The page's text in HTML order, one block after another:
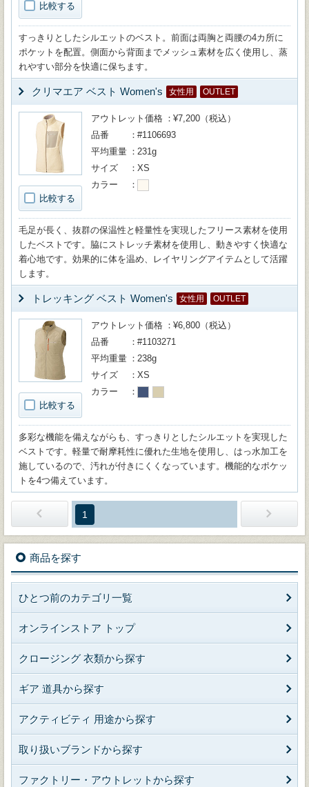
比較する
すっきりとしたシルエットのベスト。前面は両胸と両腰の4カ所に
ポケットを配置。側面から背面までメッシュ素材を広く使用し、蒸
れやすい部分を快適に保ちます。
クリマエア ベスト Women's 女性用 OUTLET
比較する
アウトレット価格
¥7,200（税込）
品番
#1106693
平均重量
231g
サイズ
XS
カラー
毛足が長く、抜群の保温性と軽量性を実現したフリース素材を使用
したベストです。脇にストレッチ素材を使用し、動きやすく快適な
着心地です。効果的に体を温め、レイヤリングアイテムとして活躍
します。
トレッキング ベスト Women's 女性用 OUTLET
比較する
アウトレット価格
¥6,800（税込）
品番
#1103271
平均重量
238g
サイズ
XS
カラー
多彩な機能を備えながらも、すっきりとしたシルエットを実現した
ベストです。軽量で耐摩耗性に優れた生地を使用し、はっ水加工を
施しているので、汚れが付きにくくなっています。機能的なポケッ
トを4つ備えています。
1
商品を探す
ひとつ前のカテゴリ一覧
オンラインストア トップ
クロージング 衣類から探す
ギア 道具から探す
アクティビティ 用途から探す
取り扱いブランドから探す
ファクトリー・アウトレットから探す